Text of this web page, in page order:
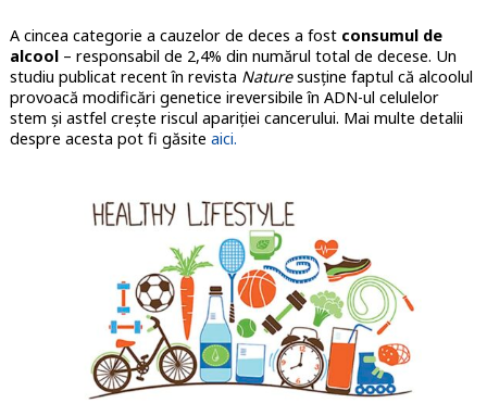
A cincea categorie a cauzelor de deces a fost consumul de
alcool– responsabil de 2,4% din numărul total de decese. Un
studiu publicat recent în revista Naturesusține faptul că alcoolul
provoacă modificări genetice ireversibile în ADN-ul celulelor
stem și astfel crește riscul apariției cancerului. Mai multe detalii
despre acesta pot fi găsite aici.